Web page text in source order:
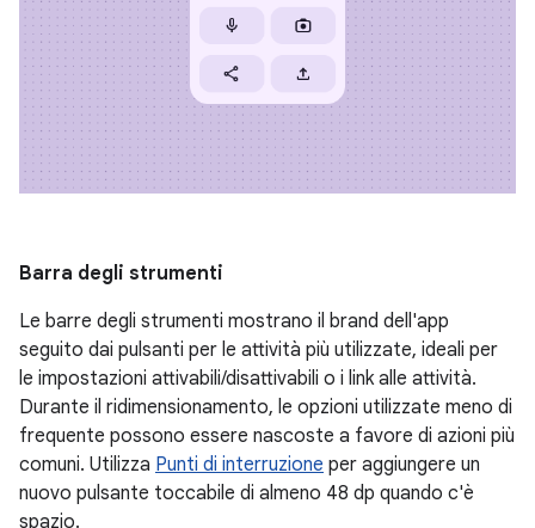
Barra degli strumenti
Le barre degli strumenti mostrano il brand dell'app
seguito dai pulsanti per le attività più utilizzate, ideali per
le impostazioni attivabili/disattivabili o i link alle attività.
Durante il ridimensionamento, le opzioni utilizzate meno di
frequente possono essere nascoste a favore di azioni più
comuni. Utilizza Punti di interruzione per aggiungere un
nuovo pulsante toccabile di almeno 48 dp quando c'è
spazio.